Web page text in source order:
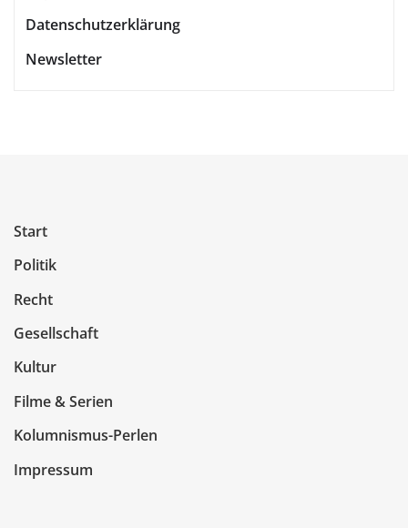
Datenschutzerklärung
Newsletter
Start
Politik
Recht
Gesellschaft
Kultur
Filme & Serien
Kolumnismus-Perlen
Impressum